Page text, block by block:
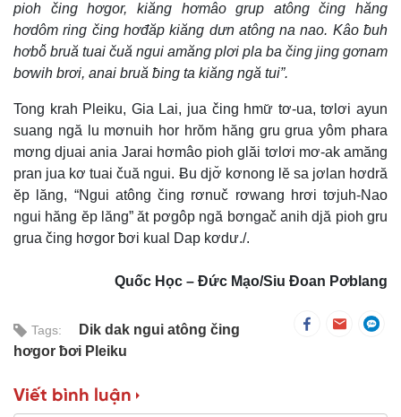
pioh čing hơgor, kiăng hơmâo grup atông čing hăng
hơdôm ring čing hơđăp kiăng dưn atông na nao. Kâo ƀuh
hơbô̆ bruă tuai čuă ngui amăng plơi pla ba čing jing gơnam
bơwih brơi, anai bruă ƀing ta kiăng ngă tui”.
Tong krah Pleiku, Gia Lai, jua čing hmư̆ tơ-ua, tơlơi ayun
suang ngă lu mơnuih hor hrŏm hăng gru grua yôm phara
mơng djuai ania Jarai hơmâo pioh glăi tơlơi mơ-ak amăng
pran jua kơ tuai čuă ngui. Ƀu djơ̆ kơnong lĕ sa jơlan hơdră
ĕp lăng, “Ngui atông čing rơnuč rơwang hrơi tơjuh-Nao
ngui hăng ĕp lăng” ăt pơgôp ngă bơngač anih djă pioh gru
grua čing hơgor ƀơi kual Dap kơdư./.
Quốc Học – Đức Mạo/Siu Đoan Pơblang
Tags:
Dik dak ngui atông čing
hơgor ƀơi Pleiku
Viết bình luận